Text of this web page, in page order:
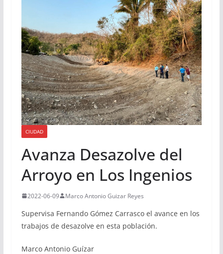
CIUDAD
Avanza Desazolve del
Arroyo en Los Ingenios
2022-06-09 Marco Antonio Guizar Reyes
Supervisa Fernando Gómez Carrasco el avance en los
trabajos de desazolve en esta población.
Marco Antonio Guízar